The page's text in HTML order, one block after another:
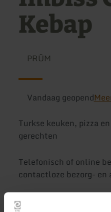
Kebap
PRÜM
Vandaag geopend
Turkse keuken, pizza
gerechten
Telefonisch of online
contactloze bezorg- en